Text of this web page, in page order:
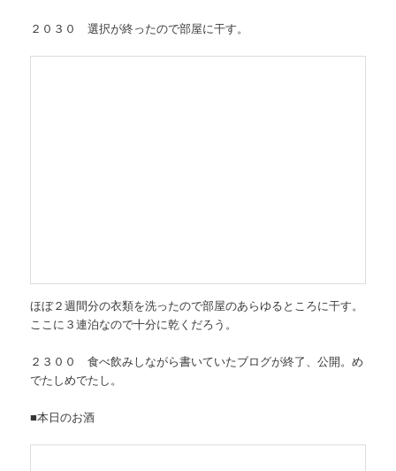
２０３０ 選択が終ったので部屋に干す。
ほぼ２週間分の衣類を洗ったので部屋のあらゆるところに干す。
ここに３連泊なので十分に乾くだろう。
２３００ 食べ飲みしながら書いていたブログが終了、公開。め
でたしめでたし。
■本日のお酒